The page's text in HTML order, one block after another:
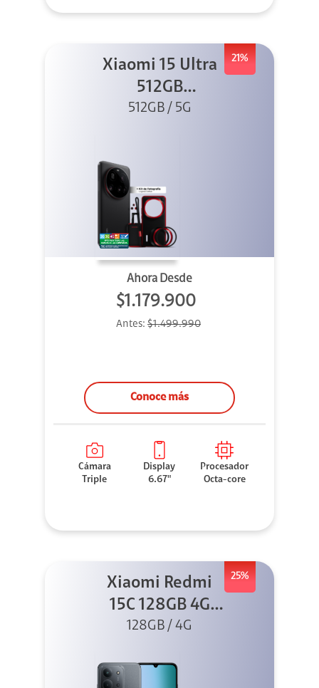
21%
Xiaomi 15 Ultra
512GB
Photography Kit
512GB / 5G
Ahora Desde
$1.179.900
Antes: $1.499.990
Conoce más
Cámara
Triple
Display
6.67"
Procesador
Octa-core
25%
Xiaomi Redmi
15C 128GB 4G
Negro
128GB / 4G